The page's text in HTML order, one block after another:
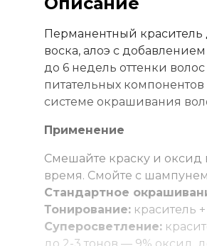
Перманентный
воска, алоэ с
до 6 недель оттенки
питательных
системе окрашивания
Применение
Смешайте краску и оксид
время. Смойте с
Стандартное
Тонирование: краситель
Суперосветление: